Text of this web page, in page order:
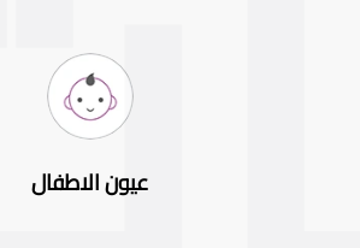
عيون الاطفال